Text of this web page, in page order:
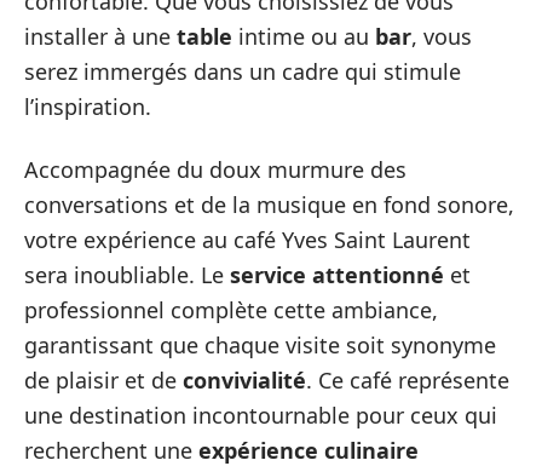
installer à une table intime ou au bar, vous
serez immergés dans un cadre qui stimule
l’inspiration.
Accompagnée du doux murmure des
conversations et de la musique en fond sonore,
votre expérience au café Yves Saint Laurent
sera inoubliable. Le service attentionné et
professionnel complète cette ambiance,
garantissant que chaque visite soit synonyme
de plaisir et de convivialité. Ce café représente
une destination incontournable pour ceux qui
recherchent une expérience culinaire